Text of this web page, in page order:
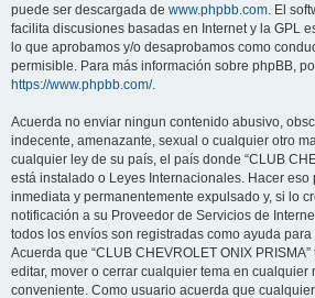
puede ser descargada de www.phpbb.com. El
facilita discusiones basadas en Internet y la GPL
lo que aprobamos y/o desaprobamos como
permisible. Para más información sobre phpBB,
https://www.phpbb.com/.
Acuerda no enviar ningun contenido abusivo,
indecente, amenazante, sexual o cualquier otro
cualquier ley de su país, el país donde “CLUB
está instalado o Leyes Internacionales. Hacer eso
inmediata y permanentemente expulsado y, si lo
notificación a su Proveedor de Servicios de
todos los envíos son registradas como ayuda
Acuerda que “CLUB CHEVROLET ONIX
editar, mover o cerrar cualquier tema en cualquier
conveniente. Como usuario acuerda que